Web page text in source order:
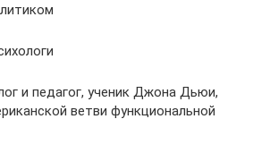
и педагог, ученик Джона Дьюи,
ветви функциональной